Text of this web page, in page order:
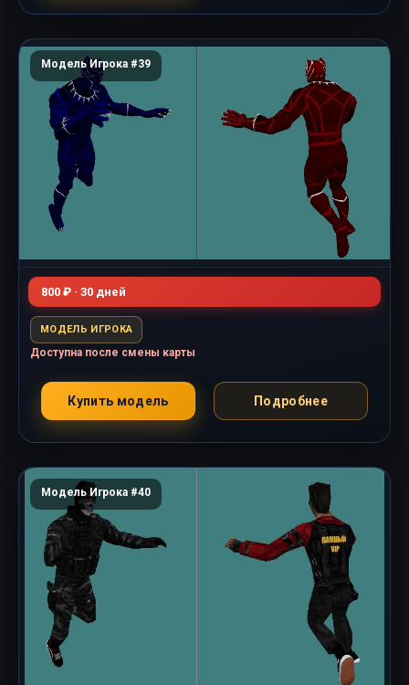
Модель Игрока #39
800 ₽ · 30 дней
МОДЕЛЬ ИГРОКА
Доступна после смены карты
Купить модель Подробнее
Модель Игрока #40